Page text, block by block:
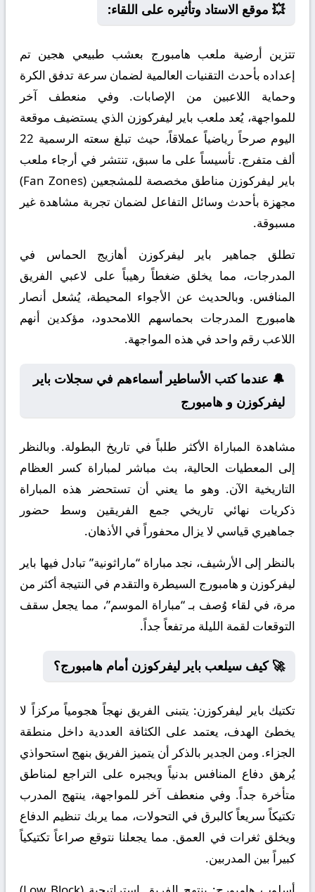
💥 موقع الاستاد وتأثيره على اللقاء:
تتزين أرضية ملعب هامبورج بعشب طبيعي هجين تم
إعداده بأحدث التقنيات العالمية لضمان سرعة تدفق الكرة
وحماية اللاعبين من الإصابات. وفي منعطف آخر
للمواجهة، يُعد ملعب باير ليفركوزن الذي يستضيف موقعة
اليوم صرحاً رياضياً عملاقاً، حيث تبلغ سعته الرسمية 22
ألف متفرج. تأسيساً على ما سبق، تنتشر في أرجاء ملعب
باير ليفركوزن مناطق مخصصة للمشجعين (Fan Zones)
مجهزة بأحدث وسائل التفاعل لضمان تجربة مشاهدة غير
مسبوقة.
تطلق جماهير باير ليفركوزن أهازيج الحماس في
المدرجات، مما يخلق ضغطاً رهيباً على لاعبي الفريق
المنافس. وبالحديث عن الأجواء المحيطة، يُشعل أنصار
هامبورج المدرجات بحماسهم اللامحدود، مؤكدين أنهم
اللاعب رقم واحد في هذه المواجهة.
🔔 عندما كتب الأساطير أسماءهم في سجلات باير
ليفركوزن و هامبورج
مشاهدة المباراة الأكثر طلباً في تاريخ البطولة. وبالنظر
إلى المعطيات الحالية، بث مباشر لمباراة كسر العظام
التاريخية الآن. وهو ما يعني أن تستحضر هذه المباراة
ذكريات نهائي تاريخي جمع الفريقين وسط حضور
جماهيري قياسي لا يزال محفوراً في الأذهان.
بالنظر إلى الأرشيف، نجد مباراة “ماراثونية” تبادل فيها باير
ليفركوزن و هامبورج السيطرة والتقدم في النتيجة أكثر من
مرة، في لقاء وُصف بـ “مباراة الموسم”، مما يجعل سقف
التوقعات لقمة الليلة مرتفعاً جداً.
🚀 كيف سيلعب باير ليفركوزن أمام هامبورج؟
تكتيك باير ليفركوزن: يتبنى الفريق نهجاً هجومياً مركزاً لا
يخطئ الهدف، يعتمد على الكثافة العددية داخل منطقة
الجزاء. ومن الجدير بالذكر أن يتميز الفريق بنهج استحواذي
يُرهق دفاع المنافس بدنياً ويجبره على التراجع لمناطق
متأخرة جداً. وفي منعطف آخر للمواجهة، ينتهج المدرب
تكتيكاً سريعاً كالبرق في التحولات، مما يربك تنظيم الدفاع
ويخلق ثغرات في العمق. مما يجعلنا نتوقع صراعاً تكتيكياً
كبيراً بين المدربين.